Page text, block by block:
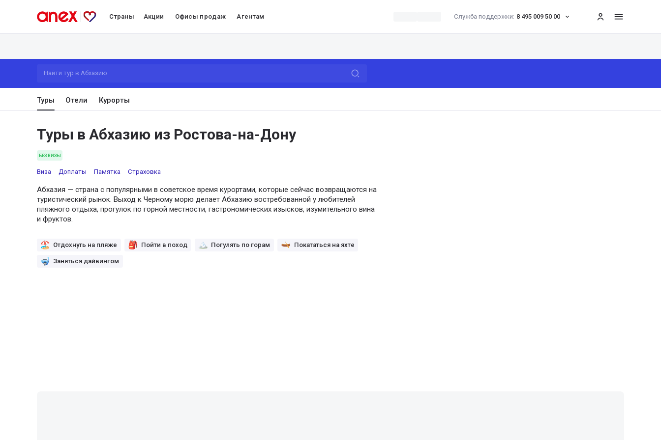
Страны Акции Офисы продаж Агентам Служба поддержки: 8 495 009 50 00 меню
Найти тур в Абхазию
Туры Отели Курорты
Туры в Абхазию из Ростова-на-Дону
БЕЗ ВИЗЫ
Виза Доплаты Памятка Страховка
Абхазия — страна с популярными в советское время курортами, которые сейчас возвращаются на
туристический рынок. Выход к Черному морю делает Абхазию востребованной у любителей
пляжного отдыха, прогулок по горной местности, гастрономических изысков, изумительного вина
и фруктов.
Отдохнуть на пляже Пойти в поход Погулять по горам Покататься на яхте
Заняться дайвингом